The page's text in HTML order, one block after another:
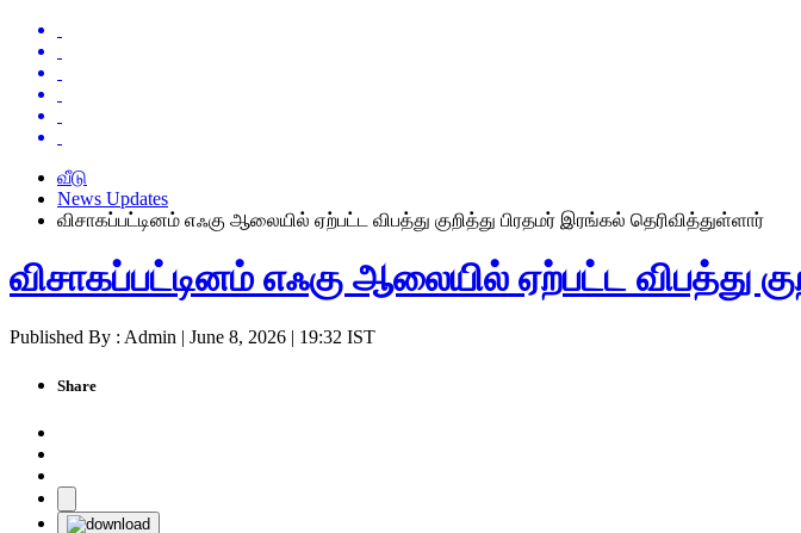
வீடு
News Updates
விசாகப்பட்டினம் எஃகு ஆலையில் ஏற்பட்ட விபத்து குறித்து பிரதமர் இரங்கல் தெரிவித்துள்ளார்
விசாகப்பட்டினம் எஃகு ஆலையில் ஏற்பட்ட விபத்து
Published By : Admin | June 8, 2026 | 19:32 IST
Share